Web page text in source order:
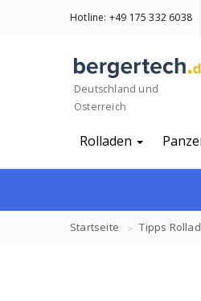
Hotline: +49 175 332 6038
Deutschland und
Österreich
Rolladen
Startseite Tipps